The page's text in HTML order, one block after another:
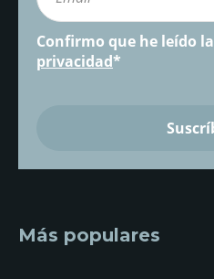
Confirmo que he leído la
privacidad*
Más populares